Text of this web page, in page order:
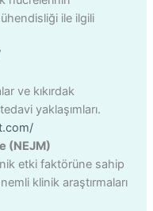
ile ilgili
ve kıkırdak
yaklaşımları.
(NEJM)
etki faktörüne sahip
klinik araştırmaları